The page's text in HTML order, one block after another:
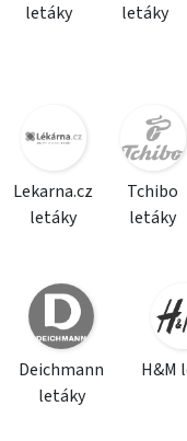
letáky
letáky
Lekarna.cz
letáky
Tchibo
letáky
Deichmann
letáky
H&M